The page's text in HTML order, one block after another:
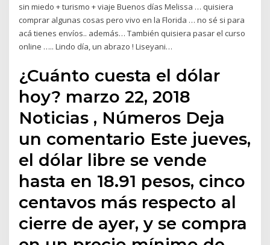
sin miedo + turismo + viaje Buenos días Melissa … quisiera
comprar algunas cosas pero vivo en la Florida … no sé si para
acá tienes envíos.. además… También quisiera pasar el curso
online ….. Lindo día, un abrazo ! Liseyani…
¿Cuánto cuesta el dólar
hoy? marzo 22, 2018
Noticias , Números Deja
un comentario Este jueves,
el dólar libre se vende
hasta en 18.91 pesos, cinco
centavos más respecto al
cierre de ayer, y se compra